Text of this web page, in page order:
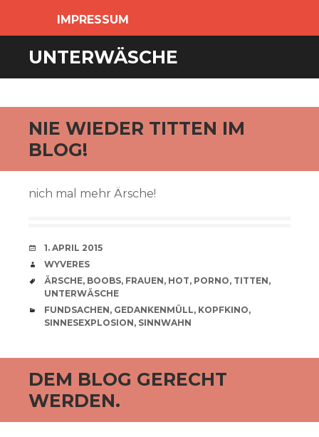
IMPRESSUM
UNTERWÄSCHE
NIE WIEDER TITTEN IM
BLOG!
nich mal mehr Ärsche!
VERABREDUNG
1. APRIL 2015
VERFASSER
WYVERES
SCHLAGWÖRTER
ÄRSCHE, BOOBS, FRAUEN, HOT, PORNO, TITTEN,
UNTERWÄSCHE
CATEGORIES
FUNDSACHEN, GEDANKENMÜLL, KOPFKINO,
SINNESEXPLOSION, SINNWAHN
DEM BLOG GERECHT
WERDEN.